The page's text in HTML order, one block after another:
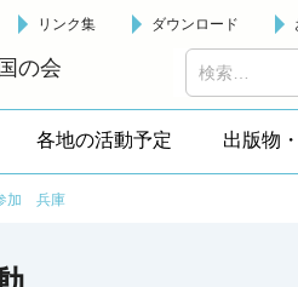
の会
リンク集 ダウンロード
各地の活動予定 出版物
加 兵庫